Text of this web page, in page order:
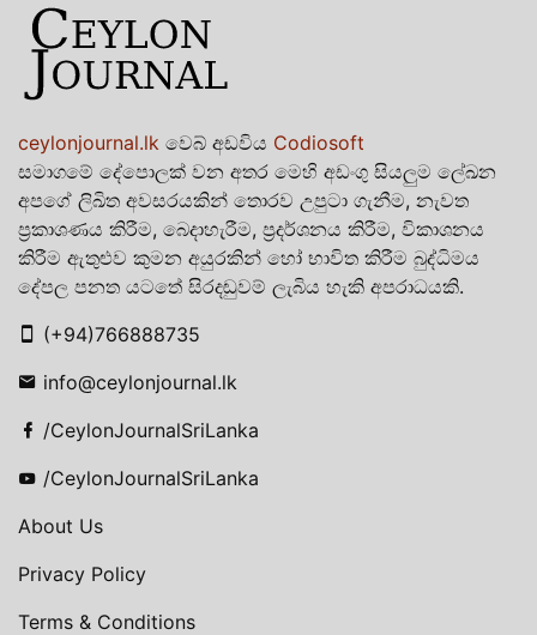
ceylonjournal.lk වෙබ් අඩවිය Codiosoft
සමාගමේ දේපොලක් වන අතර මෙහි අඩංගු සියලුම ලේඛන
අපගේ ලිඛිත අවසරයකින් තොරව උපුටා ගැනීම, නැවත
ප්‍රකාශණය කිරීම, බෙදාහැරීම, ප්‍රදර්ශනය කිරීම, විකාශනය
කිරීම ඇතුළුව කුමන අයුරකින් හෝ භාවිත කිරීම බුද්ධිමය
දේපල පනත යටතේ සිරදඬුවම් ලැබිය හැකි අපරාධයකි.
(+94)766888735
info@ceylonjournal.lk
/CeylonJournalSriLanka
/CeylonJournalSriLanka
About Us
Privacy Policy
Terms & Conditions